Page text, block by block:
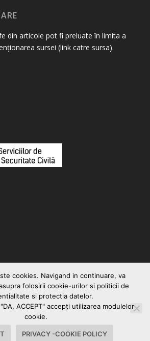
din articole pot fi preluate în limita a
sursei (link catre sursa).
Romanului
Cookies-Privacy
cookies. Navigand in continuare, va
folosirii cookie-urilor si politicii de
si protectia datelor.
ACCEPT" accepţi utilizarea modulelor
cookie.
PRIVACY -COOKIE POLICY